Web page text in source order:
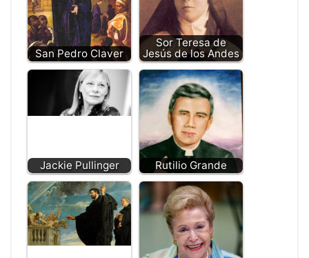
San Pedro Claver
Sor Teresa de
Jesús de los Andes
Jackie Pullinger Rutilio Grande